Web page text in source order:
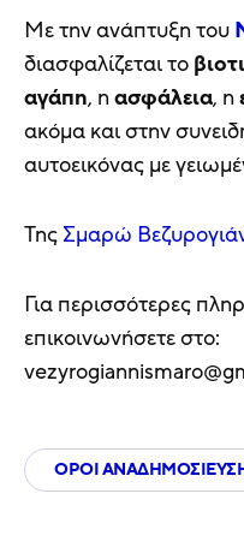
Με την ανάπτυξη του
διασφαλίζεται το
αγάπη, η ασφάλεια, η
ακόμα και στην
αυτοεικόνας με
Της Σμαρώ
Για περισσότερες
επικοινωνήσετε στο:
ΟΡΟΙ